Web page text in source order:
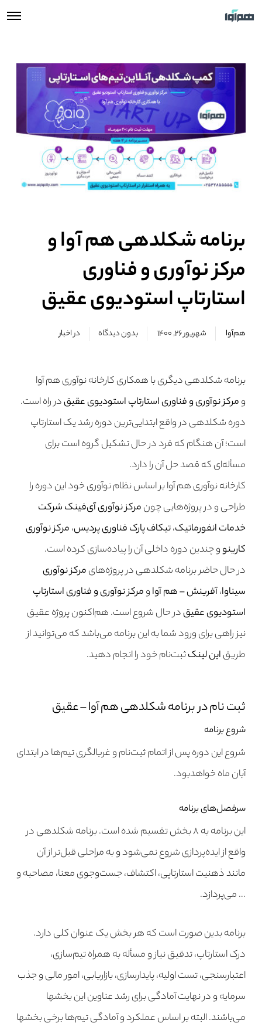
برنامه شکلدهی هم‌ آوا و
مرکز نوآوری و فناوری
استارتاپ استودیوی عقیق
هم‌آوا شهریور ۲۶, ۱۴۰۰ بدون دیدگاه دراخبار
برنامه شکلدهی دیگری با همکاری کارخانه نوآوری هم‌ آوا
ومرکز نوآوری و فناوری استارتاپ استودیوی عقیقدر راه است.
دوره شکلدهی در واقع ابتدایی‌ترین دوره رشد یک استارتاپ
است؛ آن هنگام که فرد در حال تشکیل گروه است برای
مسأله‌ای که قصد حل آن را دارد.
کارخانه نوآوری هم‌ آوا بر اساس نظام نوآوری خود این دوره را
طراحی و در پروژه‌هایی چونمرکز نوآوری آی‌فینک شرکت
خدمات انفورماتیک،تیکاف پارک فناوری پردیس،مرکز نوآوری
کارینوو چندین دوره داخلی آن را پیاده‌سازی کرده است.
در حال حاضر برنامه شکلدهی در پروژه‌هایمرکز نوآوری
سیناوا،آفرینش – هم‌ آواومرکز نوآوری و فناوری استارتاپ
استودیوی عقیقدر حال شروع است. هم‌اکنون پروژه عقیق
نیز راهی برای ورود شما به این برنامه می‌باشد که می‌توانید از
طریقاین لینکثبت‌نام خود را انجام دهید.
ثبت نام در برنامه شکلدهی هم آوا – عقیق
شروع برنامه
شروع این دوره پس از اتمام ثبت‌نام و غربالگری تیم‌ها در ابتدای
آبان ماه خواهدبود.
سرفصل‌های برنامه
این برنامه به ۸ بخش تقسیم شده است. برنامه شکلدهی در
واقع از ایده‌پردازی شروع نمی‌شود و به مراحلی قبل‌تر از آن
مانند ذهنیت استارتاپی، اکتشاف، جست‌وجوی معنا، مصاحبه و
… می‌پردازد.
برنامه بدین صورت است که هر بخش یک عنوان کلی دارد.
درک استارتاپ، تدقیق نیاز و مسأله به همراه تیم‌سازی،
اعتبارسنجی، تست اولیه، پایدارسازی، بازاریابی، امور مالی و جذب
سرمایه و در نهایت آمادگی برای رشد عناوین این بخش­ها
می‌باشند. البته بر اساس عملکرد و آمادگی تیم‌ها برخی بخش­ها